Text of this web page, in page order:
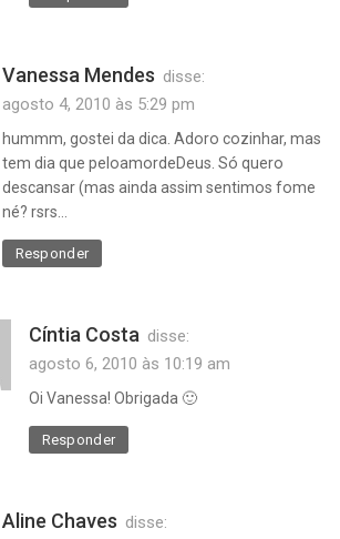
Vanessa Mendes disse:
agosto 4, 2010 às 5:29 pm
hummm, gostei da dica. Adoro cozinhar, mas
tem dia que peloamordeDeus. Só quero
descansar (mas ainda assim sentimos fome
né? rsrs…
Responder
Cíntia Costa disse:
agosto 6, 2010 às 10:19 am
Oi Vanessa! Obrigada 🙂
Responder
Aline Chaves disse: